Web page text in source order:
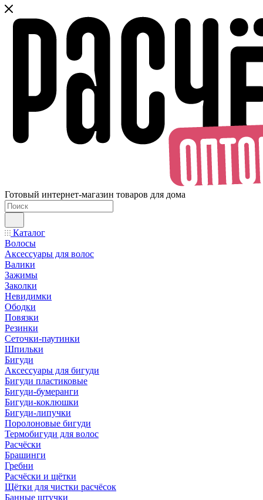
Готовый интернет-магазин товаров для дома
Каталог
Волосы
Аксессуары для волос
Валики
Зажимы
Заколки
Невидимки
Ободки
Повязки
Резинки
Сеточки-паутинки
Шпильки
Бигуди
Аксессуары для бигуди
Бигуди пластиковые
Бигуди-бумеранги
Бигуди-коклюшки
Бигуди-липучки
Поролоновые бигуди
Термобигуди для волос
Расчёски
Брашинги
Гребни
Расчёски и щётки
Щётки для чистки расчёсок
Банные штучки